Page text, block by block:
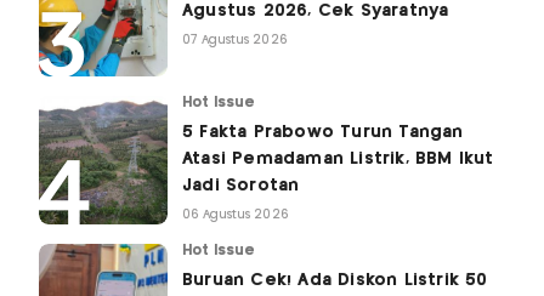
Agustus 2026, Cek Syaratnya
07 Agustus 2026
Hot Issue
5 Fakta Prabowo Turun Tangan
Atasi Pemadaman Listrik, BBM Ikut
Jadi Sorotan
06 Agustus 2026
Hot Issue
Buruan Cek! Ada Diskon Listrik 50